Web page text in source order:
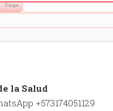
la Salud
+573174051129